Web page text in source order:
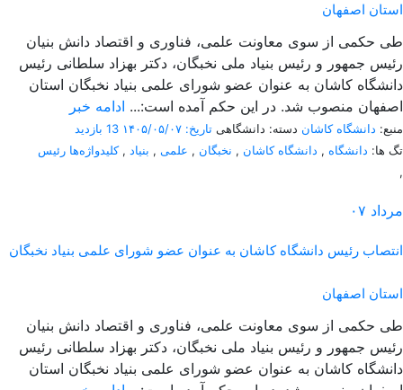
استان اصفهان
طی حکمی از سوی معاونت علمی، فناوری و اقتصاد دانش بنیان
رئیس جمهور و رئیس بنیاد ملی نخبگان، دکتر بهزاد سلطانی رئیس
دانشگاه کاشان به عنوان عضو شورای علمی بنیاد نخبگان استان
اصفهان منصوب شد. در این حکم آمده است:... ادامه خبر
منبع: دانشگاه کاشان دسته: دانشگاهی تاریخ: ۱۴۰۵/۰۵/۰۷
13 بازدید
تگ ها: دانشگاه , دانشگاه کاشان , نخبگان , علمی , بنیاد ,کلیدواژه‌ها رئیس
,
۰۷ مرداد
انتصاب رئیس دانشگاه کاشان به عنوان عضو شورای علمی بنیاد نخبگان
استان اصفهان
طی حکمی از سوی معاونت علمی، فناوری و اقتصاد دانش بنیان
رئیس جمهور و رئیس بنیاد ملی نخبگان، دکتر بهزاد سلطانی رئیس
دانشگاه کاشان به عنوان عضو شورای علمی بنیاد نخبگان استان